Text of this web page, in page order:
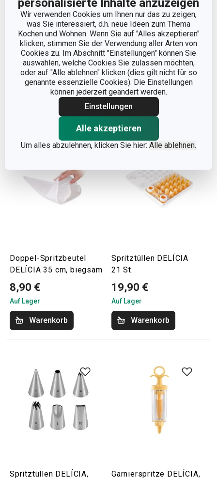
Wir verwenden Cookies um Ihnen nur das zu zeigen,
was Sie interessiert, d.h. neue Ideen zum Thema
Kochen und Wohnen. Wenn Sie auf "Alles akzeptieren"
klicken, stimmen Sie der Verwendung aller Arten von
Cookies zu. Im Abschnitt "Einstellungen" können Sie
auswählen, welche Cookies Sie zulassen möchten,
oder auf "Alle ablehnen" klicken (dies gilt nicht für so
genannte essenzielle Cookies). Die Einstellungen
können jederzeit geändert werden.
Einstellungen
Alle akzeptieren
Um alles abzulehnen, klicken Sie hier: Alle ablehnen.
Spritzbeutel DELÍCIA
35 cm, aus Leinwand,
6 Tüllen
13,90 €
Auf Lager
Spritzbeutel DELÍCIA
35 cm, biegsam
6,90 €
Auf Lager
Warenkorb
Doppel-Spritzbeutel
DELÍCIA 35 cm, biegsam
8,90 €
Auf Lager
Warenkorb
Spritztüllen DELÍCIA
21 St.
19,90 €
Auf Lager
Warenkorb
Spritztüllen DELÍCIA,
Garnierspritze DELÍCIA,